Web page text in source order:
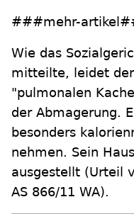
###mehr-
Wie das
mitteilte, leidet
"pulmonalen
der Abmagerung.
besonders
nehmen. Sein
ausgestellt (Urteil
AS 866/11 WA).